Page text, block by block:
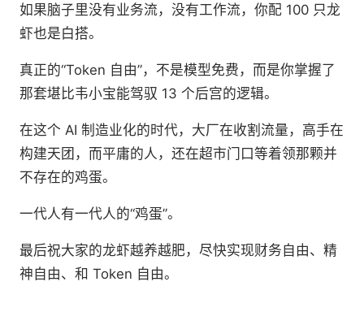
如果脑子里没有业务流，没有工作流，你配 100 只龙
虾也是白搭。
真正的“Token 自由”，不是模型免费，而是你掌握了
那套堪比韦小宝能驾驭 13 个后宫的逻辑。
在这个 AI 制造业化的时代，大厂在收割流量，高手在
构建天团，而平庸的人，还在超市门口等着领那颗并
不存在的鸡蛋。
一代人有一代人的“鸡蛋”。
最后祝大家的龙虾越养越肥，尽快实现财务自由、精
神自由、和 Token 自由。